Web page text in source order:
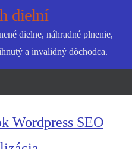
dielní
dielne, náhradné plnenie,
a invalidný dôchodca.
Wordpress SEO